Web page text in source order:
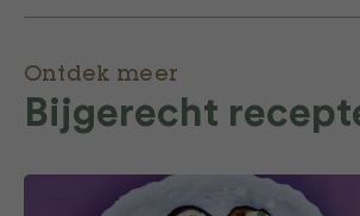
Ontdek meer
Bijgerecht